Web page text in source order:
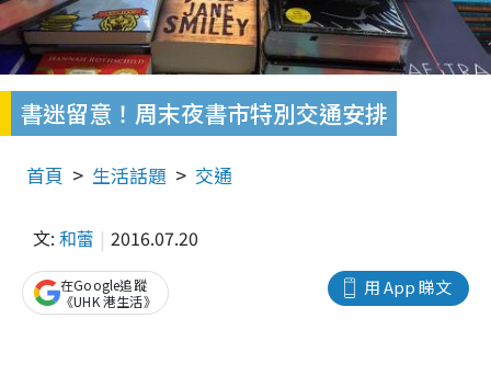
書迷留意！周末夜書市特別交通安排
首頁 生活話題 交通
文: 和蕾 2016.07.20
用 App 睇文
在Google追蹤
《UHK 港生活》